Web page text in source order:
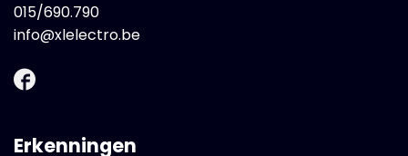
015/690.790
info@xlelectro.be
Erkenningen